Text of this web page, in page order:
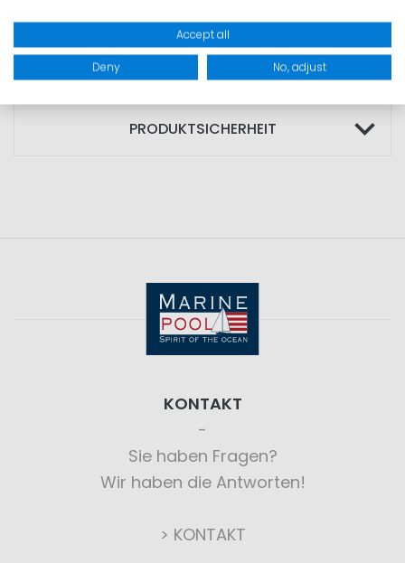
GRÖSSEN
PRODUKTSICHERHEIT
KONTAKT
Sie haben Fragen?
Wir haben die Antworten!
> KONTAKT
Accept all
Deny No, adjust